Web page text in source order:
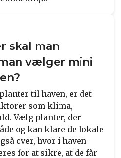
skal man
vælger mini
til haven, er det
som klima,
Vælg planter, der
og kan klare de lokale
over, hvor i haven
for at sikre, at de får